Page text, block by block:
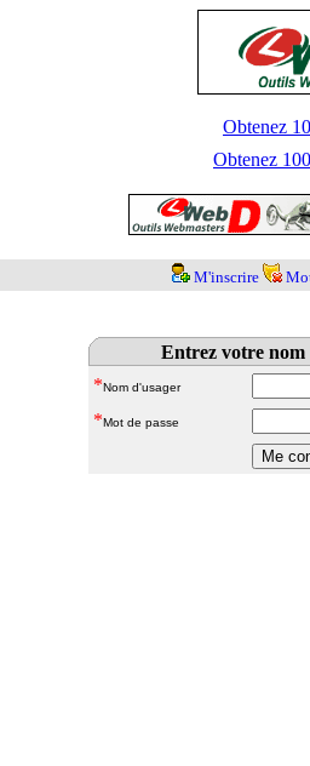
Obtenez
Obtenez
M'inscrire
Entrez votre nom
*Nom d'usager
*Mot de passe